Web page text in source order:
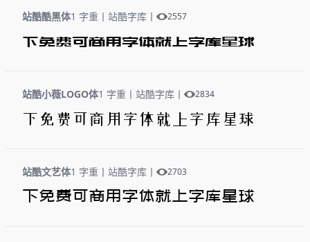
站酷酷黑体1 字重 丨 站酷字库 丨 2557
下免费可商用字体就上字库星球
站酷小薇LOGO体1 字重 丨 站酷字库 丨 2834
下免费可商用字体就上字库星球
站酷文艺体1 字重 丨 站酷字库 丨 2703
下免费可商用字体就上字库星球